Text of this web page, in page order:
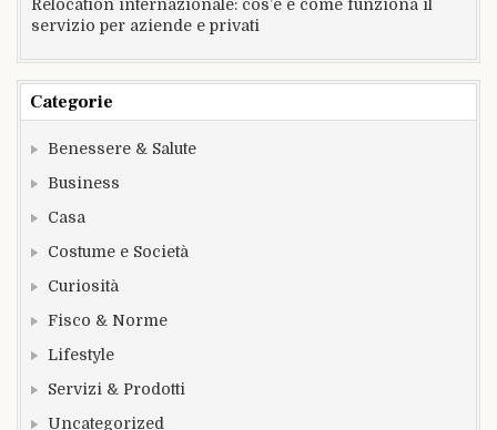
Relocation internazionale: cos’è e come funziona il
servizio per aziende e privati
Categorie
Benessere & Salute
Business
Casa
Costume e Società
Curiosità
Fisco & Norme
Lifestyle
Servizi & Prodotti
Uncategorized